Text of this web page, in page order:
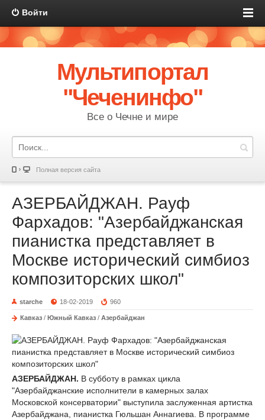
Войти
Мультипортал
"Чеченинфо"
Все о Чечне и мире
Полная версия сайта
АЗЕРБАЙДЖАН. Рауф
Фархадов: "Азербайджанская
пианистка представляет в
Москве исторический симбиоз
композиторских школ"
starche 18-02-2019 960
Кавказ / Южный Кавказ / Азербайджан
АЗЕРБАЙДЖАН. В субботу в рамках цикла
"Азербайджанские исполнители в камерных залах
Московской консерватории" выступила заслуженная артистка
Азербайджана, пианистка Гюльшан Аннагиева. В программе